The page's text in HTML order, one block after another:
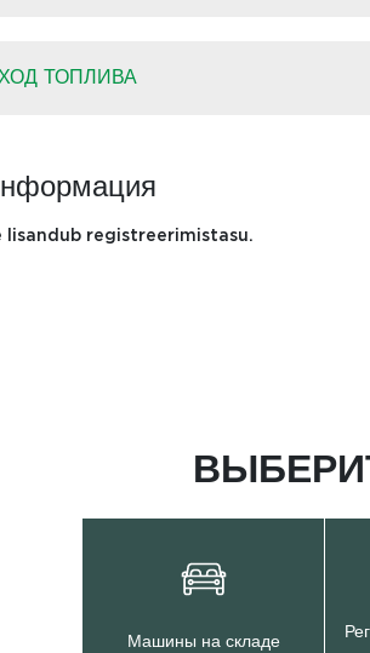
ТОПЛИВА
lisandub registreerimistasu.
Машины на складе